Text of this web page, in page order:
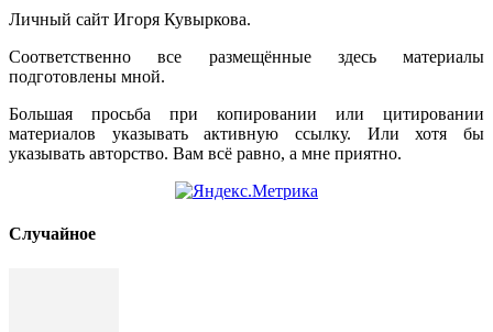
Личный сайт Игоря Кувыркова.
Соответственно все размещённые здесь материалы
подготовлены мной.
Большая просьба при копировании или цитировании
материалов указывать активную ссылку. Или хотя бы
указывать авторство. Вам всё равно, а мне приятно.
Cлучайное